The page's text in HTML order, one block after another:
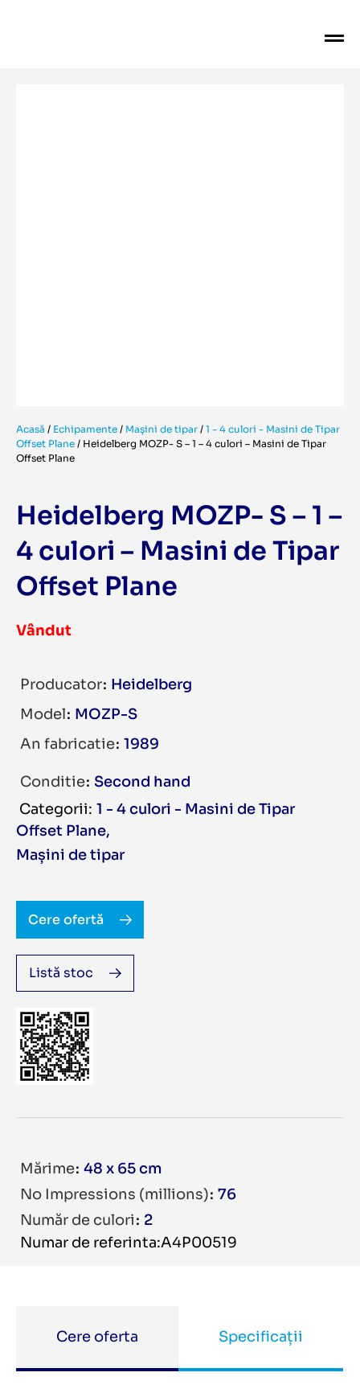
Acasă / Echipamente / Mașini de tipar / 1 - 4 culori - Masini de Tipar
Offset Plane / Heidelberg MOZP- S – 1 – 4 culori – Masini de Tipar
Offset Plane
Heidelberg MOZP- S – 1 –
4 culori – Masini de Tipar
Offset Plane
Vândut
Producator Heidelberg
Model MOZP-S
An fabricatie 1989
Conditie Second hand
1 - 4 culori - Masini de Tipar
Offset Plane
,
Mașini de tipar
Cere ofertă
Listă stoc
Mărime 48 x 65 cm
No Impressions (millions) 76
Număr de culori 2
Numar de referinta:A4P00519
Cere oferta Specificații